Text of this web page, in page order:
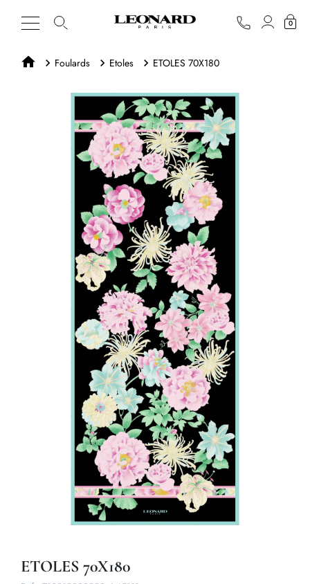
0
Foulards Etoles ETOLES 70X180
ETOLES 70X180